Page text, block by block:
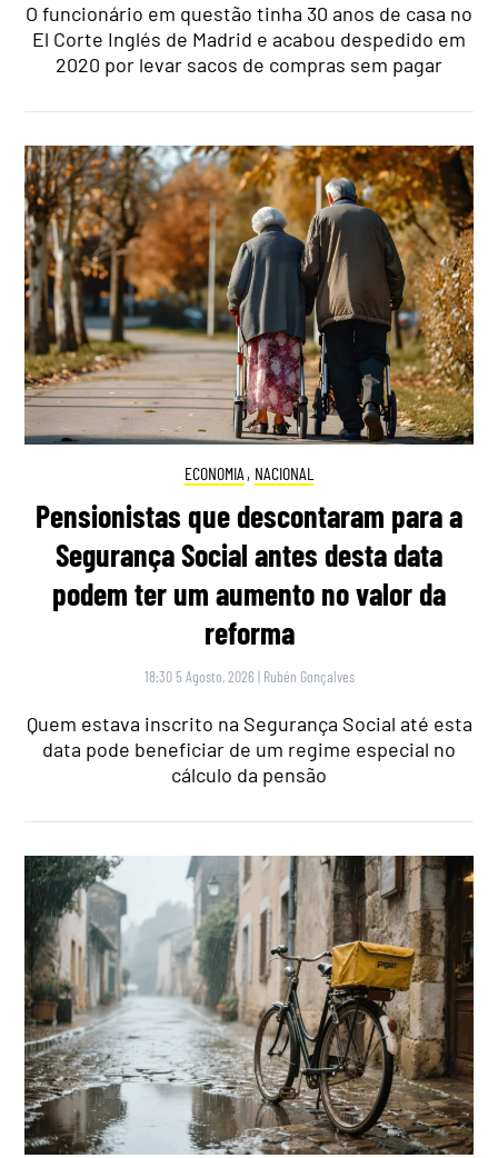
O funcionário em questão tinha 30 anos de casa no
El Corte Inglés de Madrid e acabou despedido em
2020 por levar sacos de compras sem pagar
ECONOMIA , NACIONAL
Pensionistas que descontaram para a
Segurança Social antes desta data
podem ter um aumento no valor da
reforma
18:30 5 Agosto, 2026 | Rubén Gonçalves
Quem estava inscrito na Segurança Social até esta
data pode beneficiar de um regime especial no
cálculo da pensão